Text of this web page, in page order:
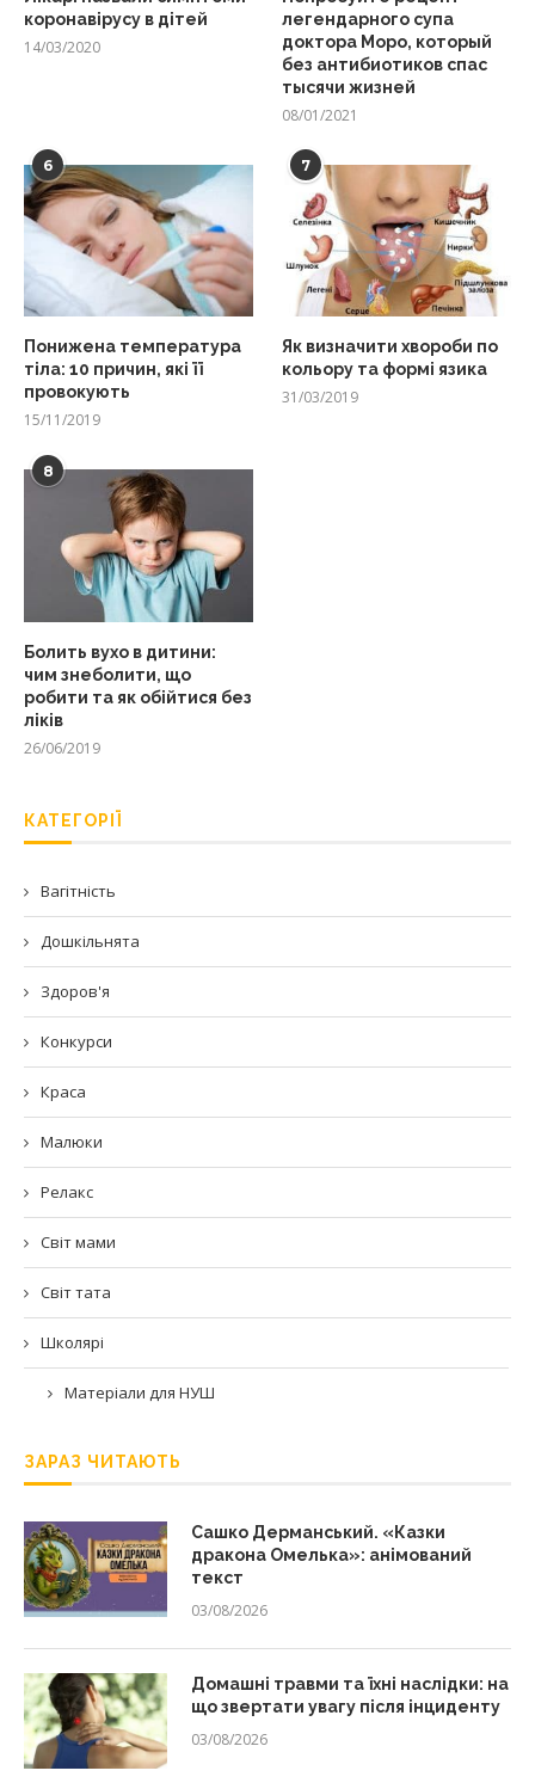
коронавірусу в дітей
14/03/2020
легендарного супа
доктора Моро, который
без антибиотиков спас
тысячи жизней
08/01/2021
6
Понижена температура
тіла: 10 причин, які її
провокують
15/11/2019
7
Як визначити хвороби по
кольору та формі язика
31/03/2019
8
Болить вухо в дитини:
чим знеболити, що
робити та як обійтися без
ліків
26/06/2019
КАТЕГОРІЇ
Вагітність
Дошкільнята
Здоров'я
Конкурси
Краса
Малюки
Релакс
Світ мами
Світ тата
Школярі
Матеріали для НУШ
ЗАРАЗ ЧИТАЮТЬ
Сашко Дерманський. «Казки
дракона Омелька»: анімований
текст
03/08/2026
Домашні травми та їхні наслідки: на
що звертати увагу після інциденту
03/08/2026